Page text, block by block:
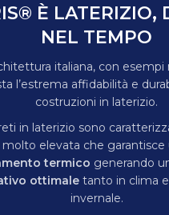
È LATERIZIO,
NEL TEMPO
italiana, con esempi
l’estrema affidabilità e
costruzioni in laterizio.
in laterizio sono
molto elevata che garantisce
termico generando
ottimale tanto in clima
invernale.